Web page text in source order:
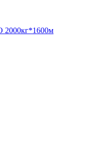
2000кг*1600м